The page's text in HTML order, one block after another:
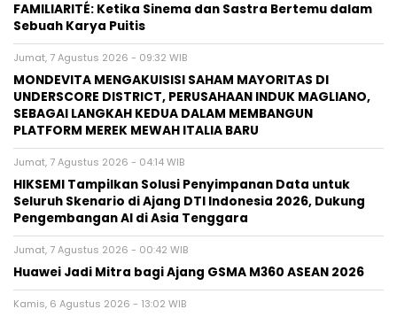
FAMILIARITÉ: Ketika Sinema dan Sastra Bertemu dalam
Sebuah Karya Puitis
Jumat, 7 Agustus 2026 - 09:32 WIB
MONDEVITA MENGAKUISISI SAHAM MAYORITAS DI
UNDERSCORE DISTRICT, PERUSAHAAN INDUK MAGLIANO,
SEBAGAI LANGKAH KEDUA DALAM MEMBANGUN
PLATFORM MEREK MEWAH ITALIA BARU
Jumat, 7 Agustus 2026 - 04:14 WIB
HIKSEMI Tampilkan Solusi Penyimpanan Data untuk
Seluruh Skenario di Ajang DTI Indonesia 2026, Dukung
Pengembangan AI di Asia Tenggara
Jumat, 7 Agustus 2026 - 00:42 WIB
Huawei Jadi Mitra bagi Ajang GSMA M360 ASEAN 2026
Kamis, 6 Agustus 2026 - 13:02 WIB